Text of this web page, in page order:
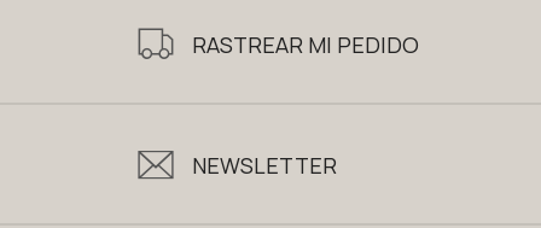
RASTREAR MI PEDIDO
NEWSLETTER